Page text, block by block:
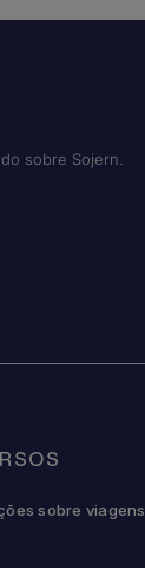
sobre Sojern.
sobre viagens